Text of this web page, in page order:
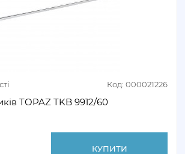
Код: 000021226
TOPAZ TKB 9912/60
КУПИТИ